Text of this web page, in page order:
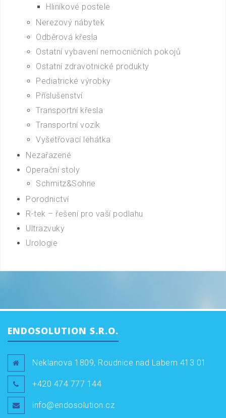
Hliníkové postele
Nerezový nábytek
Odběrová křesla
Ostatní vybavení nemocničních pokojů
Ostatní zdravotnické produkty
Pediatrické výrobky
Příslušenství
Transportní křesla
Transportní vozík
Vyšetřovací lehátka
Nezařazené
Operační stoly
Schmitz&Sohne
Porodnictví
R-tek – řešení pro vaší podlahu
Ultrazvuky
Urologie
ENDOSOLUTION S.R.O.
Neklanova 1809, Roudnice nad Labem 413 01
+420 474 777 144
info@endosolution.cz